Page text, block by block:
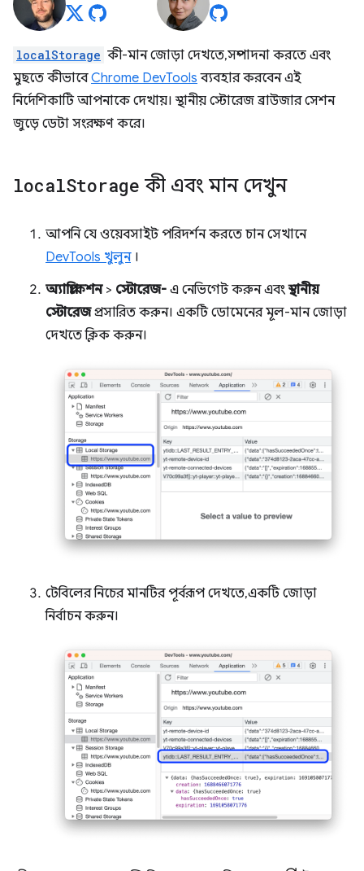
localStorage কী-মান জোড়া দেখতে, সম্পাদনা করতে এবং
মুছতে কীভাবেChrome DevTools ব্যবহার করবেন এই
নির্দেশিকাটি আপনাকে দেখায়। স্থানীয় স্টোরেজ ব্রাউজার সেশন
জুড়ে ডেটা সংরক্ষণ করে।
localStorage কী এবং মান দেখুন
আপনি যে ওয়েবসাইট পরিদর্শন করতে চান সেখানে
DevTools খুলুন।
অ্যাপ্লিকেশন> স্টোরেজ- এ নেভিগেট করুন এবংস্থানীয়
স্টোরেজপ্রসারিত করুন। একটি ডোমেনের মূল-মান জোড়া
দেখতে ক্লিক করুন।
টেবিলের নিচের মানটির পূর্বরূপ দেখতে, একটি জোড়া
নির্বাচন করুন।